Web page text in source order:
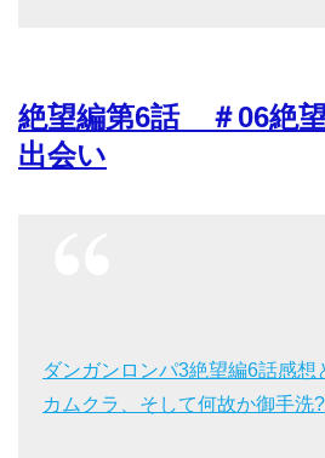
絶望編第6話 ＃06絶
出会い
ダンガンロンパ3絶望編6話感想
カムクラ、そして何故か御手洗